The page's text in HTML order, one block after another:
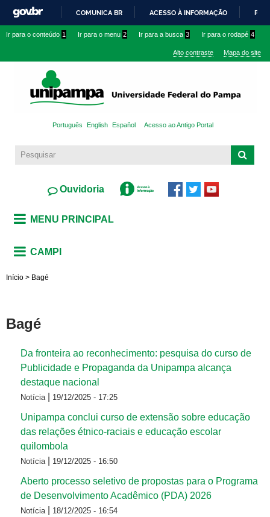
conteúdo
IR
O
COMUNICA BR ACESSO À INFORMAÇÃO
Ir para o conteúdo 1 Ir para o menu 2 Ir para a busca 3 Ir para o rodapé 4
Alto contraste Mapa do site
Português English Español Acesso ao Antigo Portal
Ouvidoria
MENU PRINCIPAL
CAMPI
Início > Bagé
Bagé
Da fronteira ao reconhecimento: pesquisa do curso de
Publicidade e Propaganda da Unipampa alcança
destaque nacional
Notícia 19/12/2025 - 17:25
Unipampa conclui curso de extensão sobre educação
das relações étnico-raciais e educação escolar
quilombola
Notícia 19/12/2025 - 16:50
Aberto processo seletivo de propostas para o Programa
de Desenvolvimento Acadêmico (PDA) 2026
Notícia 18/12/2025 - 16:54